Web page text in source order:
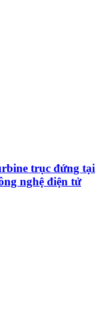
trục đứng tại
nghệ điện tử